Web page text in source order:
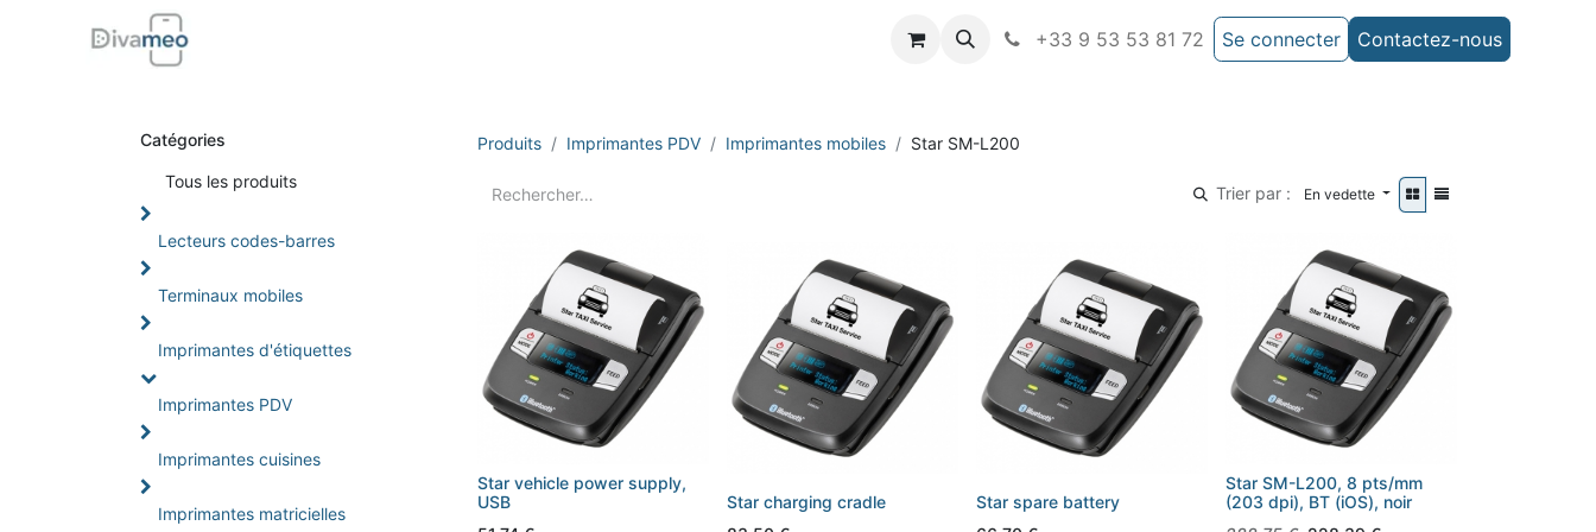
+33 9 53 53 81 72 Se connecter Contactez-nous
Catégories
Tous les produits
Lecteurs codes-barres
Terminaux mobiles
Imprimantes d'étiquettes
Imprimantes PDV
Imprimantes cuisines
Imprimantes matricielles
Produits Imprimantes PDV Imprimantes mobiles Star SM-L200
Trier par : En vedette
Star vehicle power supply,
USB
Star charging cradle
Star spare battery
Star SM-L200, 8 pts/mm
(203 dpi), BT (iOS), noir